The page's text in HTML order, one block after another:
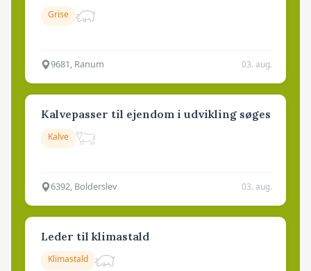
Grise
9681, Ranum 03. aug.
Kalvepasser til ejendom i udvikling søges
Kalve
6392, Bolderslev 03. aug.
Leder til klimastald
Klimastald